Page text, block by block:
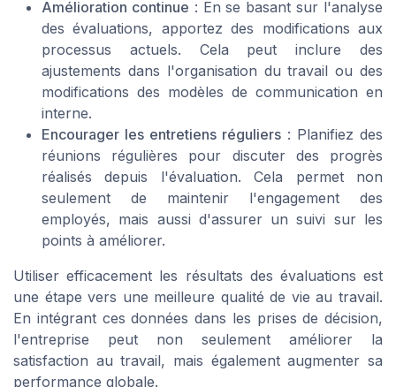
Amélioration continue : En se basant sur l'analyse
des évaluations, apportez des modifications aux
processus actuels. Cela peut inclure des
ajustements dans l'organisation du travail ou des
modifications des modèles de communication en
interne.
Encourager les entretiens réguliers : Planifiez des
réunions régulières pour discuter des progrès
réalisés depuis l'évaluation. Cela permet non
seulement de maintenir l'engagement des
employés, mais aussi d'assurer un suivi sur les
points à améliorer.
Utiliser efficacement les résultats des évaluations est
une étape vers une meilleure qualité de vie au travail.
En intégrant ces données dans les prises de décision,
l'entreprise peut non seulement améliorer la
satisfaction au travail, mais également augmenter sa
performance globale.